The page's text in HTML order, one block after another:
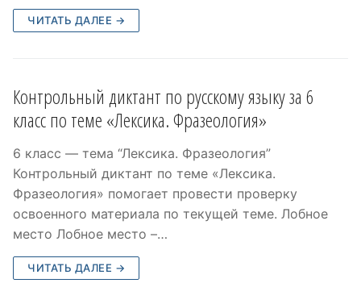
ЧИТАТЬ ДАЛЕЕ →
Контрольный диктант по русскому языку за 6
класс по теме «Лексика. Фразеология»
6 класс — тема “Лексика. Фразеология”
Контрольный диктант по теме «Лексика.
Фразеология» помогает провести проверку
освоенного материала по текущей теме. Лобное
место Лобное место –…
ЧИТАТЬ ДАЛЕЕ →